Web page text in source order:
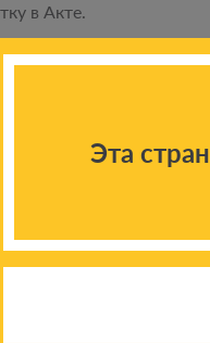
в Акте.
уведомление, с
в течение трех
трех рабочих дней.
УТСЗН направляет
подают в УТСЗН
отмены выплат:
Эта